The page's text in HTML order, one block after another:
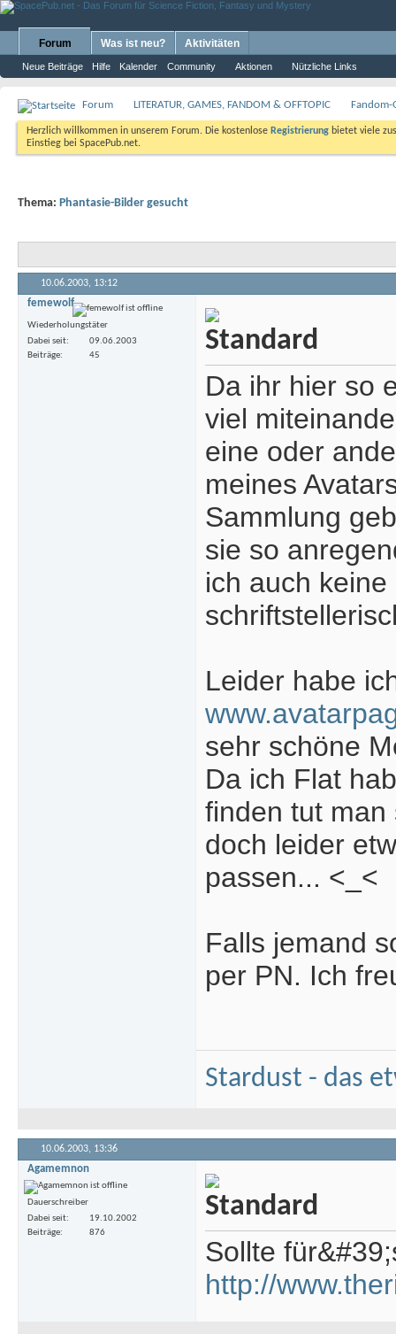
Forum
Neue Beiträge Hilfe Kalender Community Aktionen Nützliche Links
Was ist neu? Aktivitäten
Forum LITERATUR, GAMES, FANDOM & OFFTOPIC Fandom-
Herzlich willkommen in unserem Forum. Die kostenlose Registrierung bietet viele
Einstieg bei SpacePub.net.
Thema: Phantasie-Bilder gesucht
10.06.2003, 13:12
femewolf
Wiederholungstäter
Dabei seit
09.06.2003
Beiträge
45
Da ihr hier so
viel
eine oder
meines
Sammlung
sie so
ich auch
Leider habe
sehr schöne
Da ich Flat
finden tut man
doch leider
passen... <_<
Falls jemand
per PN. Ich
Stardust - das
10.06.2003, 13:36
Agamemnon
Dauerschreiber
Dabei seit
19.10.2002
Beiträge
876
Sollte
http://